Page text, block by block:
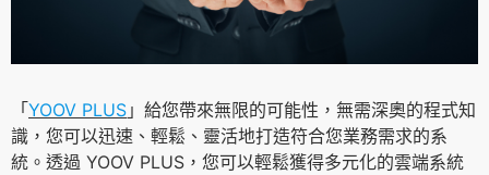
「 YOOV PLUS 」給您帶來無限的可能性，無需深奧的程式知
識，您可以迅速、輕鬆、靈活地打造符合您業務需求的系
統。透過 YOOV PLUS，您可以輕鬆獲得多元化的雲端系統